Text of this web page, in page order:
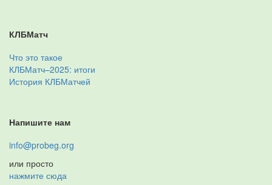
КЛБМатч
Что это такое
КЛБМатч–2025: итоги
История КЛБМатчей
Напишите нам
info@probeg.org
или просто
нажмите сюда